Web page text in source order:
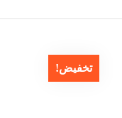
تخفيض!